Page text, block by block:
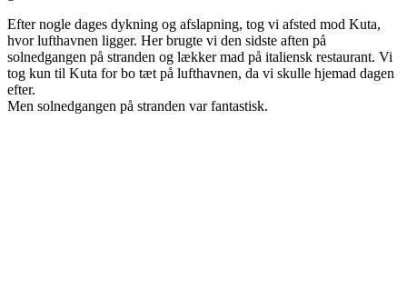
Efter nogle dages dykning og afslapning, tog vi afsted mod Kuta,
hvor lufthavnen ligger. Her brugte vi den sidste aften på
solnedgangen på stranden og lækker mad på italiensk restaurant. Vi
tog kun til Kuta for bo tæt på lufthavnen, da vi skulle hjemad dagen
efter.
Men solnedgangen på stranden var fantastisk.